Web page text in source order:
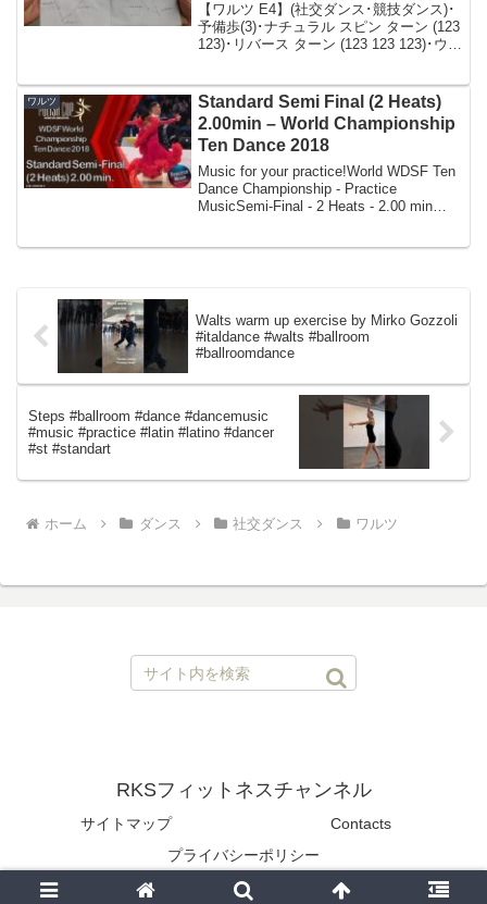
【ワルツ E4】(社交ダンス･競技ダンス)･
予備歩(3)･ナチュラル スピン ターン (123
123)･リバース ターン (123 123 123)･ウィ
ワルツ
Standard Semi Final (2 Heats)
2.00min – World Championship
Ten Dance 2018
Music for your practice!World WDSF Ten
Dance Championship - Practice
MusicSemi-Final - 2 Heats - 2.00 min
Walts warm up exercise by Mirko Gozzoli
#italdance #walts #ballroom
#ballroomdance
Steps #ballroom #dance #dancemusic
#music #practice #latin #latino #dancer
#st #standart
ホーム ダンス 社交ダンス ワルツ
RKSフィットネスチャンネル
サイトマップ
Contacts
プライバシーポリシー
© 2020 RKSフィットネスチャンネル.